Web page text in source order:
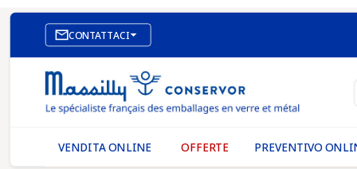
CONTATTACI
SITO WEB DI E-COMMERCE
I NOSTRI UFFICI
MASSILLY CONSERVOR
VENDITA ONLINE OFFERTE PREVENTIVO